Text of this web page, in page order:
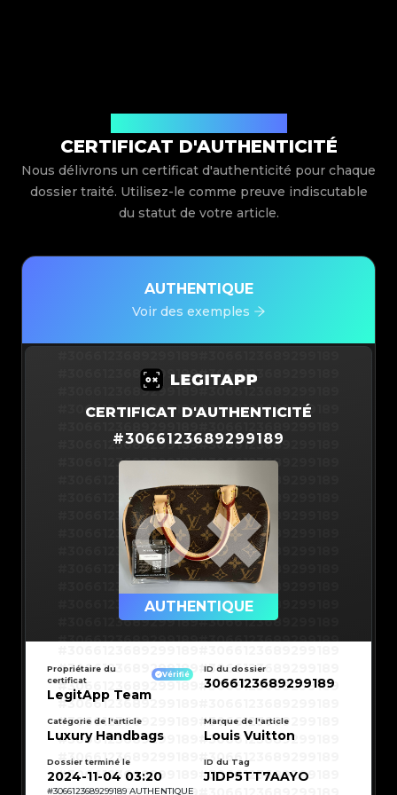
CERTIFICAT D'AUTHENTICITÉ
Nous délivrons un certificat d'authenticité pour chaque
dossier traité. Utilisez-le comme preuve indiscutable
du statut de votre article.
AUTHENTIQUE
Voir des exemples
#3066123689299189#3066123689299189
#3066123689299189#3066123689299189
#3066123689299189#3066123689299189
#3066123689299189#3066123689299189
#3066123689299189#3066123689299189
#3066123689299189#3066123689299189
#3066123689299189#3066123689299189
#3066123689299189#3066123689299189
#3066123689299189#3066123689299189
#3066123689299189#3066123689299189
#3066123689299189#3066123689299189
#3066123689299189#3066123689299189
#3066123689299189#3066123689299189
#3066123689299189#3066123689299189
#3066123689299189
#3066123689299189
#3066123689299189
#3066123689299189
#3066123689299189
#3066123689299189
#3066123689299189
#3066123689299189
#3066123689299189
#3066123689299189
#3066123689299189
CERTIFICAT D'AUTHENTICITÉ
#3066123689299189
AUTHENTIQUE
#3066123689299189
#3066123689299189
#3066123689299189
#3066123689299189
#3066123689299189
#3066123689299189
#3066123689299189
#3066123689299189
#3066123689299189
#3066123689299189
#3066123689299189
#3066123689299189
#3066123689299189
Propriétaire du
certificat
Vérifié
LegitApp Team
ID du dossier
3066123689299189
Catégorie de l'article
Luxury Handbags
Marque de l'article
Louis Vuitton
Dossier terminé le
2024-11-04 03:20
ID du Tag
J1DP5TT7AAYO
#3066123689299189 AUTHENTIQUE